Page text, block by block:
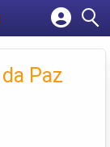
Paz